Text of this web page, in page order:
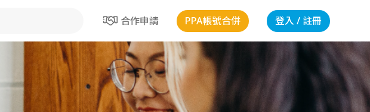
合作申請 PPA帳號合併 登入 / 註冊